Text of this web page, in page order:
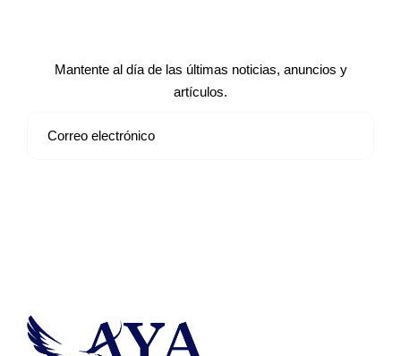
Mantente al día de las últimas noticias, anuncios y
artículos.